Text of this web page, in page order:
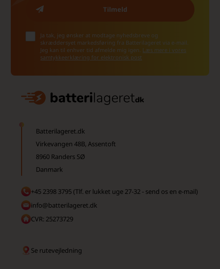
Ja tak, jeg ønsker at modtage nyhedsbreve og
skræddersyet markedsføring fra Batterilageret via e-mail.
Jeg kan til enhver tid afmelde mig igen. Læs mere i vores
samtykkeerklæring for elektronisk post
Batterilageret.dk
Virkevangen 48B, Assentoft
8960 Randers SØ
Danmark
+45 2398 3795 (Tlf. er lukket uge 27-32 - send os en e-mail)
info@batterilageret.dk
CVR: 25273729
Se rutevejledning